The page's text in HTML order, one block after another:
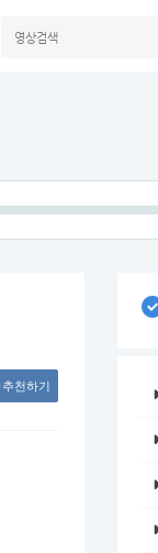
추천하기